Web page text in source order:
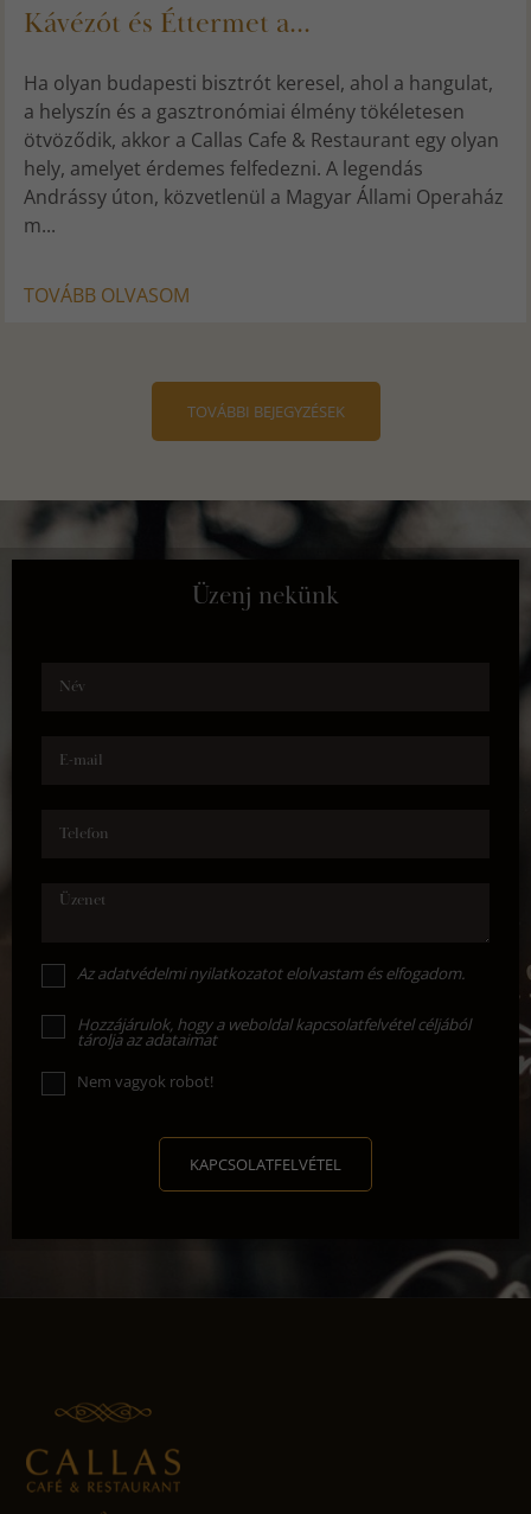
Kávézót és Éttermet a...
Ha olyan budapesti bisztrót keresel, ahol a hangulat,
a helyszín és a gasztronómiai élmény tökéletesen
ötvöződik, akkor a Callas Cafe & Restaurant egy olyan
hely, amelyet érdemes felfedezni. A legendás
Andrássy úton, közvetlenül a Magyar Állami Operaház
m...
TOVÁBB OLVASOM
TOVÁBBI BEJEGYZÉSEK
Üzenj nekünk
Név
E-mail
Telefon
Üzenet
Azadatvédelmi nyilatkozatot elolvastam és elfogadom.
Hozzájárulok, hogy a weboldal kapcsolatfelvétel céljából
tárolja az adataimat
Nem vagyok robot!
KAPCSOLATFELVÉTEL